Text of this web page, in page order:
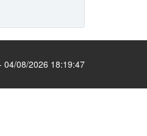
04/08/2026 18:19:47